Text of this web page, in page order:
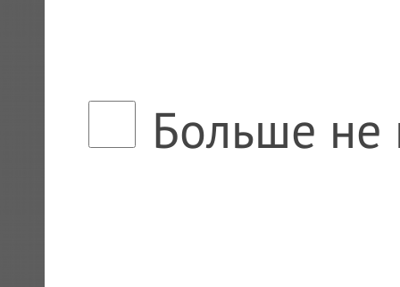
Больше не